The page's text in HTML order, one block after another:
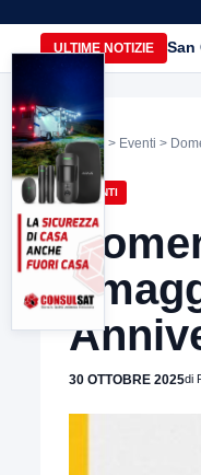
ULTIME NOTIZIE San
Home > Eventi >
EVENTI
30 OTTOBRE 2025di